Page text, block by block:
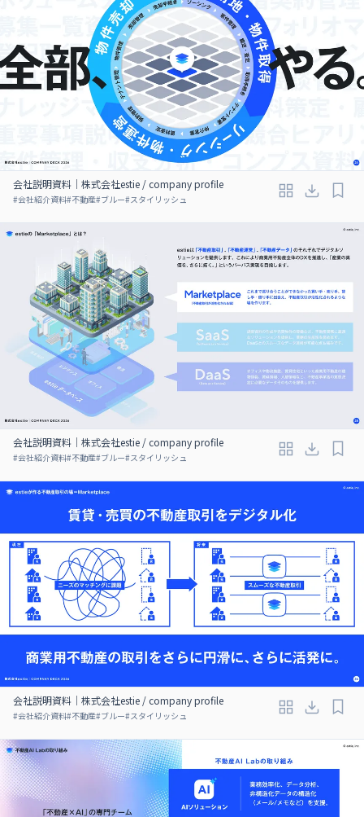
会社説明資料｜株式会社estie / company profile
#会社紹介資料#不動産#ブルー#スタイリッシュ
会社説明資料｜株式会社estie / company profile
#会社紹介資料#不動産#ブルー#スタイリッシュ
会社説明資料｜株式会社estie / company profile
#会社紹介資料#不動産#ブルー#スタイリッシュ